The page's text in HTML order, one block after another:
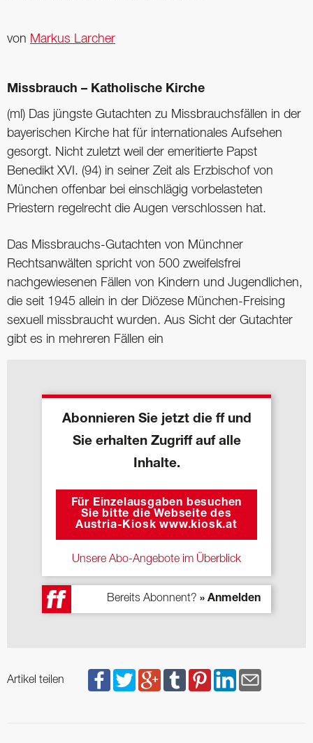
von Markus Larcher
Missbrauch – Katholische Kirche
(ml) Das jüngste Gutachten zu Missbrauchsfällen in der
bayerischen Kirche hat für internationales Aufsehen
gesorgt. Nicht zuletzt weil der emeritierte Papst
Benedikt XVI. (94) in seiner Zeit als Erzbischof von
München offenbar bei einschlägig vorbelasteten
Priestern regelrecht die Augen verschlossen hat.
Das Missbrauchs-Gutachten von Münchner
Rechtsanwälten spricht von 500 zweifelsfrei
nachgewiesenen Fällen von Kindern und Jugendlichen,
die seit 1945 allein in der Diözese München-Freising
sexuell missbraucht wurden. Aus Sicht der Gutachter
gibt es in mehreren Fällen ein
Abonnieren Sie jetzt die ff und
Sie erhalten Zugriff auf alle
Inhalte.
Für Einzelausgaben besuchen
Sie bitte die Webseite des
Austria-Kiosk www.kiosk.at
Unsere Abo-Angebote im Überblick
Bereits Abonnent? » Anmelden
Artikel teilen